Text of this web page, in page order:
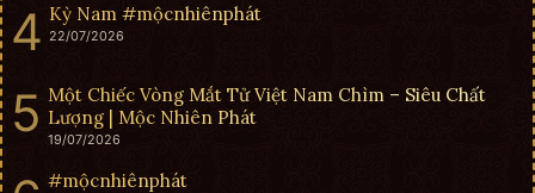
Kỳ Nam #mộcnhiênphát
22/07/2026
Một Chiếc Vòng Mắt Tử Việt Nam Chìm – Siêu Chất
Lượng | Mộc Nhiên Phát
19/07/2026
#mộcnhiênphát